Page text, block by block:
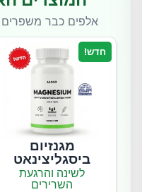
אלפים כבר
חדש!
מגנזיום
ביסגליצינאט
לשינה והרגעת
השרירים